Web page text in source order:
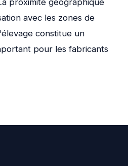
avec les zones de
constitue un
pour les fabricants